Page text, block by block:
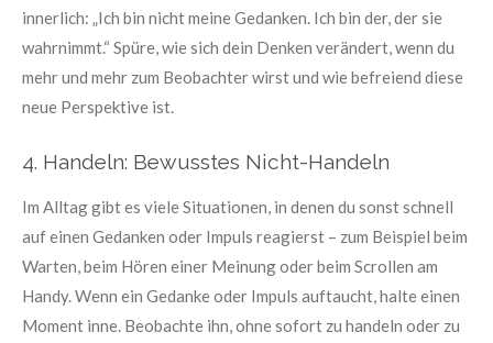
innerlich: „Ich bin nicht meine Gedanken. Ich bin der, der sie
wahrnimmt.“ Spüre, wie sich dein Denken verändert, wenn du
mehr und mehr zum Beobachter wirst und wie befreiend diese
neue Perspektive ist.
4. Handeln: Bewusstes Nicht-Handeln
Im Alltag gibt es viele Situationen, in denen du sonst schnell
auf einen Gedanken oder Impuls reagierst – zum Beispiel beim
Warten, beim Hören einer Meinung oder beim Scrollen am
Handy. Wenn ein Gedanke oder Impuls auftaucht, halte einen
Moment inne. Beobachte ihn, ohne sofort zu handeln oder zu